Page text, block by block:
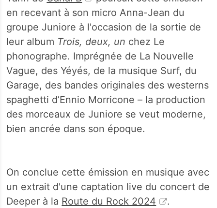
en recevant à son micro Anna-Jean du
groupe Juniore à l'occasion de la sortie de
leur album Trois, deux, un chez Le
phonographe. Imprégnée de La Nouvelle
Vague, des Yéyés, de la musique Surf, du
Garage, des bandes originales des westerns
spaghetti d’Ennio Morricone – la production
des morceaux de Juniore se veut moderne,
bien ancrée dans son époque.
On conclue cette émission en musique avec
un extrait d'une captation live du concert de
Deeper à la Route du Rock 2024 .